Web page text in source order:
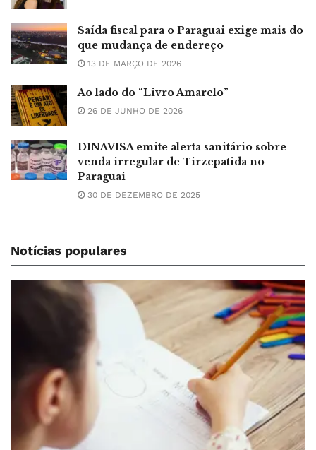
Saída fiscal para o Paraguai exige mais do
que mudança de endereço
13 DE MARÇO DE 2026
Ao lado do “Livro Amarelo”
26 DE JUNHO DE 2026
DINAVISA emite alerta sanitário sobre
venda irregular de Tirzepatida no
Paraguai
30 DE DEZEMBRO DE 2025
Notícias populares